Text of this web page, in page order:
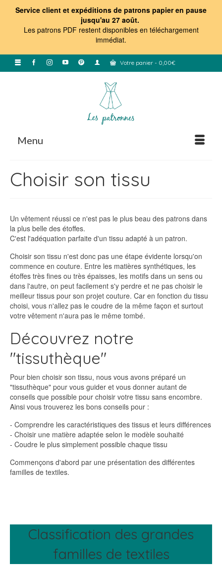
Service client et expéditions de patrons papier en pause
jusqu'au 27 août.
Les patrons PDF restent disponibles en téléchargement
immédiat.
Votre panier - 0,00€
Menu
Choisir son tissu
Un vêtement réussi ce n'est pas le plus beau des patrons dans
la plus belle des étoffes.
C'est l'adéquation parfaite d'un tissu adapté à un patron.
Choisir son tissu n'est donc pas une étape évidente lorsqu'on
commence en couture. Entre les matières synthétiques, les
étoffes très fines ou très épaisses, les motifs dans un sens ou
dans l'autre, on peut facilement s'y perdre et ne pas choisir le
meilleur tissus pour son projet couture. Car en fonction du tissu
choisi, vous n'allez pas le coudre de la même façon et surtout
votre vêtement n'aura pas le même tombé.
Découvrez notre
"tissuthèque"
Pour bien choisir son tissu, nous vous avons préparé un
"tissuthèque" pour vous guider et vous donner autant de
conseils que possible pour choisir votre tissu sans encombre.
Ainsi vous trouverez les bons conseils pour :
- Comprendre les caractéristiques des tissus et leurs différences
- Choisir une matière adaptée selon le modèle souhaité
- Coudre le plus simplement possible chaque tissu
Commençons d'abord par une présentation des différentes
familles de textiles.
Classification des grandes
familles de textiles